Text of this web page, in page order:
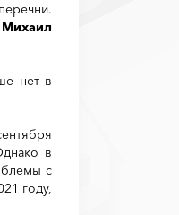
Михаил
нет в
в
с
году,